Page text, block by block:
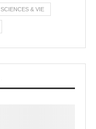
SCIENCES & VIE